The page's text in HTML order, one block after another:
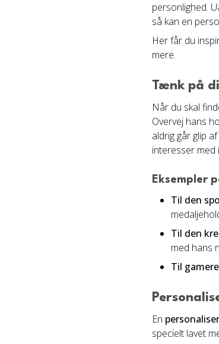
personlighed.
så kan en
Her får du
mere.
Tænk på
Når du skal
Overvej hans
aldrig går glip
interesser med
Eksempler
Til den
Til den
med hans
Til
En
specielt lavet